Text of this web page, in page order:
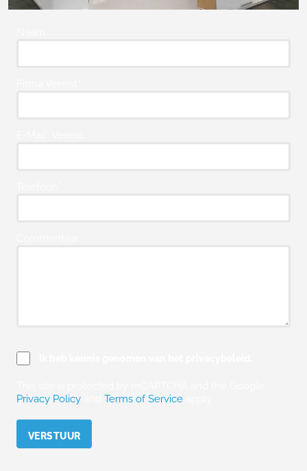
Privacy Policy
Terms of Service